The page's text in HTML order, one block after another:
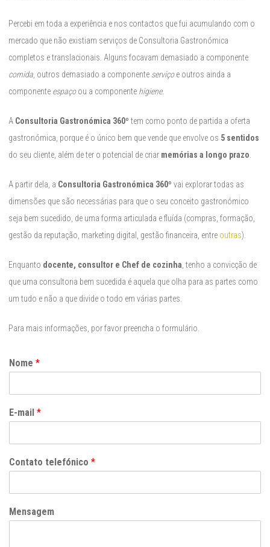
Percebi em toda a experiência e nos contactos que fui acumulando com o
mercado que não existiam serviços de Consultoria Gastronómica
completos e translacionais. Alguns focavam demasiado a componente
comida , outros demasiado a componente serviçoe outros ainda a
componente espaçoou a componente higiene.
A Consultoria Gastronómica 360º tem como ponto de partida a oferta
gastronómica, porque é o único bem que vende que envolve os 5 sentidos
do seu cliente, além de ter o potencial de criar memórias a longo prazo
A partir dela, a Consultoria Gastronómica 360º vai explorar todas as
dimensões que são necessárias para que o seu conceito gastronómico
seja bem sucedido, de uma forma articulada e fluída (compras, formação,
gestão da reputação, marketing digital, gestão financeira, entre outras).
Enquanto docente, consultor e Chef de cozinha , tenho a convicção de
que uma consultoria bem sucedida é aquela que olha para as partes como
um tudo e não a que divide o todo em várias partes.
Para mais informações, por favor preencha o formulário.
Nome *
E-mail *
Contato telefónico *
Mensagem